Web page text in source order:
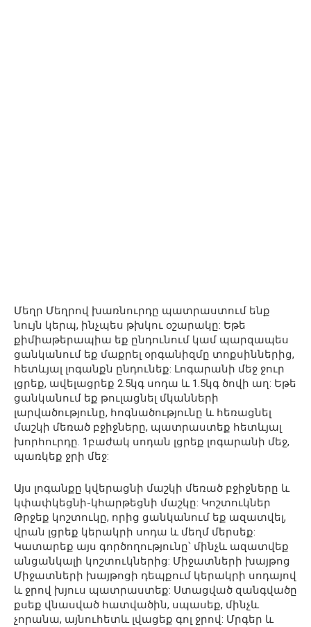
Մեղր Մեղրով խառնուրդը պատրաստում ենք
նույն կերպ, ինչպես թխկու օշարակը: Եթե
քիմիաթերապիա եք ընդունում կամ պարզապես
ցանկանում եք մաքրել օրգանիզմը տոքսիններից,
հետևյալ լոգանքն ընդունեք: Լոգարանի մեջ ջուր
լցրեք, ավելացրեք 2.5կգ սոդա և 1.5կգ ծովի աղ: Եթե
ցանկանում եք թուլացնել մկանների
լարվածությունը, հոգնածությունը և հեռացնել
մաշկի մեռած բջիջները, պատրաստեք հետևյալ
խորհուրդը. 1բաժակ սոդան լցրեք լոգարանի մեջ,
պառկեք ջրի մեջ:
Այս լոգանքը կվերացնի մաշկի մեռած բջիջները և
կփափկեցնի-կհարթեցնի մաշկը: Կոշտուկներ
Թրջեք կոշտուկը, որից ցանկանում եք ազատվել,
վրան լցրեք կերակրի սոդա և մեղմ մերսեք:
Կատարեք այս գործողությունը՝ մինչև ազատվեք
անցանկալի կոշտուկներից: Միջատների խայթոց
Միջատների խայթոցի դեպքում կերակրի սոդայով
և ջրով խյուս պատրաստեք: Ստացված զանգվածը
քսեք վնասված հատվածին, սպասեք, մինչև
չորանա, այնուհետև լվացեք գոլ ջրով: Մրգեր և